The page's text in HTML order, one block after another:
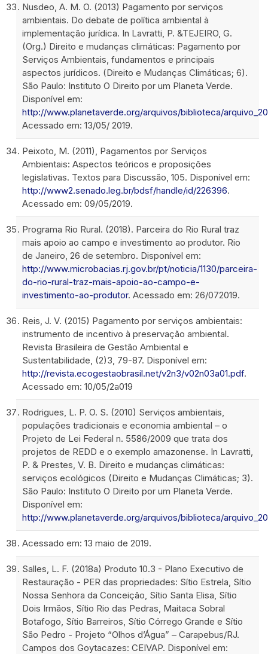
Nusdeo, A. M. O. (2013) Pagamento por serviços
ambientais. Do debate de política ambiental à
implementação jurídica. In Lavratti, P. &TEJEIRO, G.
(Org.) Direito e mudanças climáticas: Pagamento por
Serviços Ambientais, fundamentos e principais
aspectos jurídicos. (Direito e Mudanças Climáticas; 6).
São Paulo: Instituto O Direito por um Planeta Verde.
Disponível em:
http://www.planetaverde.org/arquivos/biblioteca/
Acessado em: 13/05/ 2019.
Peixoto, M. (2011), Pagamentos por Serviços
Ambientais: Aspectos teóricos e proposições
legislativas. Textos para Discussão, 105. Disponível em:
http://www2.senado.leg.br/bdsf/handle/id/226396.
Acessado em: 09/05/2019.
Programa Rio Rural. (2018). Parceira do Rio Rural traz
mais apoio ao campo e investimento ao produtor. Rio
de Janeiro, 26 de setembro. Disponível em:
http://www.microbacias.rj.gov.br/pt/noticia/1130/parceira-
do-rio-rural-traz-mais-apoio-ao-campo-e-
investimento-ao-produtor. Acessado em: 26/072019.
Reis, J. V. (2015) Pagamento por serviços ambientais:
instrumento de incentivo à preservação ambiental.
Revista Brasileira de Gestão Ambiental e
Sustentabilidade, (2)3, 79-87. Disponível em:
http://revista.ecogestaobrasil.net/v2n3/v02n03a01.pdf.
Acessado em: 10/05/2a019
Rodrigues, L. P. O. S. (2010) Serviços ambientais,
populações tradicionais e economia ambiental – o
Projeto de Lei Federal n. 5586/2009 que trata dos
projetos de REDD e o exemplo amazonense. In Lavratti,
P. & Prestes, V. B. Direito e mudanças climáticas:
serviços ecológicos (Direito e Mudanças Climáticas; 3).
São Paulo: Instituto O Direito por um Planeta Verde.
Disponível em:
http://www.planetaverde.org/arquivos/biblioteca/
Acessado em: 13 maio de 2019.
Salles, L. F. (2018a) Produto 10.3 - Plano Executivo de
Restauração - PER das propriedades: Sítio Estrela, Sítio
Nossa Senhora da Conceição, Sítio Santa Elisa, Sítio
Dois Irmãos, Sítio Rio das Pedras, Maitaca Sobral
Botafogo, Sítio Barreiros, Sítio Córrego Grande e Sítio
São Pedro - Projeto “Olhos d’Água” – Carapebus/RJ.
Campos dos Goytacazes: CEIVAP. Disponível em: